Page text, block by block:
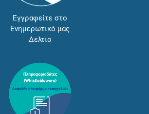
Εγγραφείτε στο
Ενημερωτικό μας
Δελτίο